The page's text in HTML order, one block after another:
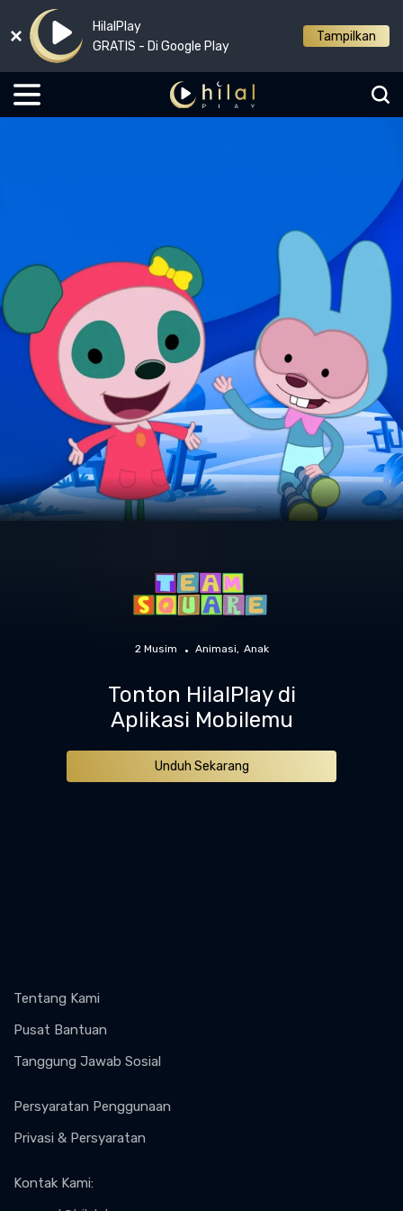
HilalPlay
GRATIS - Di Google Play
Tampilkan
2 Musim Animasi Anak
Tonton HilalPlay di
Aplikasi Mobilemu
Unduh Sekarang
Tentang Kami
Pusat Bantuan
Tanggung Jawab Sosial
Persyaratan Penggunaan
Privasi & Persyaratan
Kontak Kami: